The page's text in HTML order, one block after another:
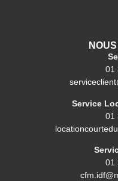
01
Service
01
01